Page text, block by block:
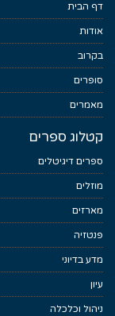
דף הבית
אודות
בקרוב
סופרים
מאמרים
קטלוג ספרים
ספרים דיגיטלים
מוזלים
מארזים
פנטזיה
מדע בדיוני
עיון
ניהול וכלכלה